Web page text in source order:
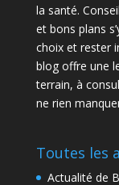
la santé.
et bons plans
choix et rester
blog offre une
terrain, à
ne rien
Toutes les
Actualité de